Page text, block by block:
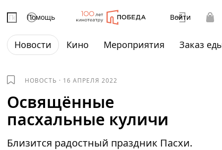
Помощь Войти
Новости Кино Мероприятия Заказ
НОВОСТЬ · 16 АПРЕЛЯ 2022
Освящённые
пасхальные куличи
Близится радостный праздник Пасхи.